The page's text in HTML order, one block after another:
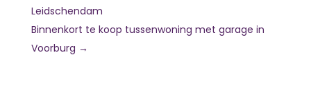
Leidschendam
Binnenkort te koop tussenwoning met garage in
Voorburg →